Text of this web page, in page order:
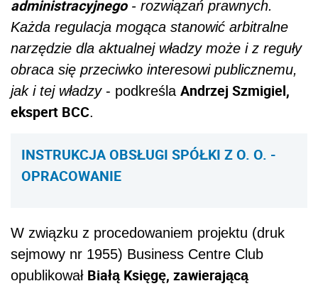
administracyjnego- rozwiązań prawnych.
Każda regulacja mogąca stanowić arbitralne
narzędzie dla aktualnej władzy może i z reguły
obraca się przeciwko interesowi publicznemu,
jak i tej władzy- podkreśla Andrzej Szmigiel,
ekspert BCC.
INSTRUKCJA OBSŁUGI SPÓŁKI Z O. O. -
OPRACOWANIE
W związku z procedowaniem projektu (druk
sejmowy nr 1955) Business Centre Club
opublikował Białą Księgę, zawierającą